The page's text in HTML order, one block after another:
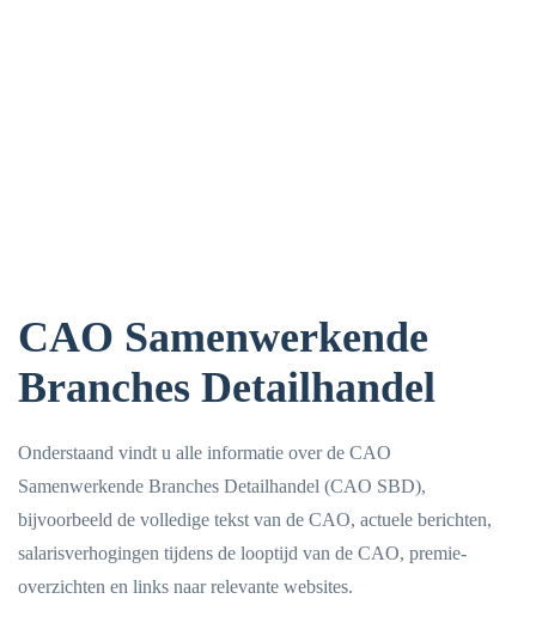
CAO Samenwerkende
Branches Detailhandel
Onderstaand vindt u alle informatie over de CAO
Samenwerkende Branches Detailhandel (CAO SBD),
bijvoorbeeld de volledige tekst van de CAO, actuele berichten,
salarisverhogingen tijdens de looptijd van de CAO, premie-
overzichten en links naar relevante websites.